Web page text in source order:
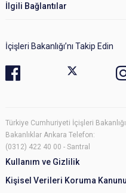
İlgili Bağlantılar
İçişleri Bakanlığı’nı Takip Edin
Türkiye Cumhuriyeti İçişleri Bakanlığı
Bakanlıklar Ankara Telefon:
(0312) 422 40 00 - Santral
Kullanım ve Gizlilik
Kişisel Verileri Koruma